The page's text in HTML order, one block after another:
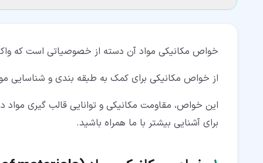
۲‏- معرفی چند خواص معمول مکانیکی مواد
۲‏-‏۱‏- استحکام در خواص مکانیکی مواد (Strength)
۲‏-‏۳‏- سختی در خواص مکانیکی مواد (Hardness)
خواص مکانیکی مواد آن دسته از خصوصیاتی است که
از خواص مکانیکی برای کمک به طبقه بندی و شناسایی
این خواص، مقاومت مکانیکی و توانایی قالب گیری
برای آشنایی بیشتر با ما همراه باشید.